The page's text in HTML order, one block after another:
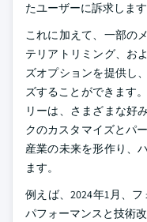
たユーザーに訴求します
これに加えて、一部の
テリアトリミング、お
ズオプションを提供し
ズすることができます
リーは、さまざまな好
クのカスタマイズとパ
産業の未来を形作り、
ます。
例えば、2024年1月、フ
パフォーマンスと技術